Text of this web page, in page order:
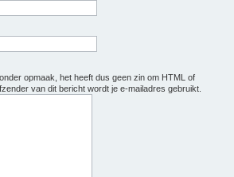
opmaak, het heeft dus geen zin om HTML of
van dit bericht wordt je e-mailadres gebruikt.